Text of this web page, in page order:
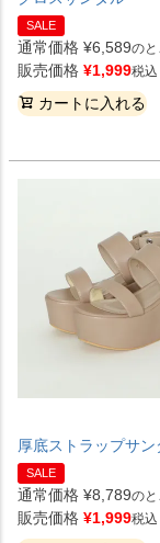
SALE
通常価格 ¥6,589のと
販売価格 ¥1,999税込
カートに入れる
厚底ストラップサン
SALE
通常価格 ¥8,789のと
販売価格 ¥1,999税込